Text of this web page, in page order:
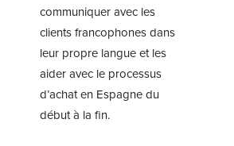
communiquer avec les
clients francophones dans
leur propre langue et les
aider avec le processus
d’achat en Espagne du
début à la fin.